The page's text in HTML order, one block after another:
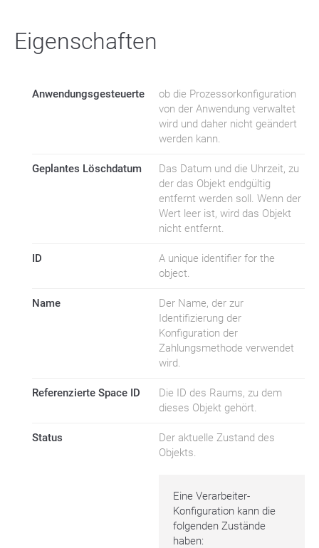
Eigenschaften
Anwendungsgesteuerte
ob die Prozessorkonfiguration
von der Anwendung verwaltet
wird und daher nicht geändert
werden kann.
Geplantes Löschdatum
Das Datum und die Uhrzeit, zu
der das Objekt endgültig
entfernt werden soll. Wenn der
Wert leer ist, wird das Objekt
nicht entfernt.
ID
A unique identifier for the
object.
Name
Der Name, der zur
Identifizierung der
Konfiguration der
Zahlungsmethode verwendet
wird.
Referenzierte Space ID
Die ID des Raums, zu dem
dieses Objekt gehört.
Status
Der aktuelle Zustand des
Objekts.
Eine Verarbeiter-
Konfiguration kann die
folgenden Zustände
haben: